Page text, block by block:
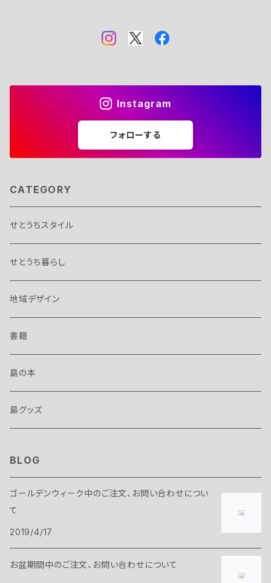
Instagram
フォローする
CATEGORY
せとうちスタイル
せとうち暮らし
地域デザイン
書籍
島の本
島グッズ
BLOG
ゴールデンウィーク中のご注文、お問い合わせについ
て
2019/4/17
お盆期間中のご注文、お問い合わせについて